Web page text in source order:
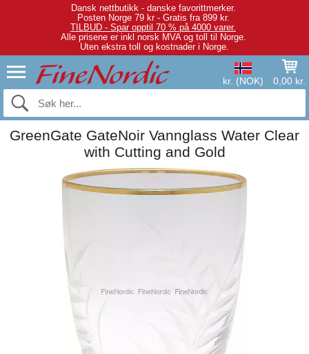
Dansk nettbutikk - danske favorittmerker.
Posten Norge 79 kr - Gratis fra 899 kr.
TILBUD - Spar opptil 70 % på 4000 varer.
Alle prisene er inkl norsk MVA og toll til Norge.
Uten ekstra toll og kostnader i Norge.
kr. (NOK) 0,00 kr.
GreenGate GateNoir Vannglass Water Clear
with Cutting and Gold